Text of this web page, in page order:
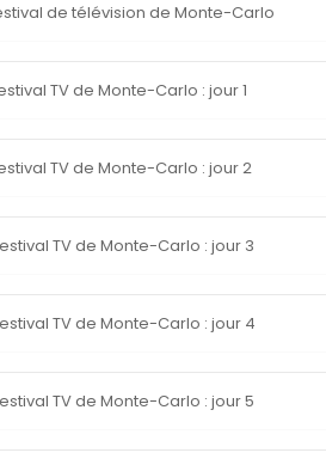
de télévision de Monte-Carlo
TV de Monte-Carlo : jour 1
TV de Monte-Carlo : jour 2
TV de Monte-Carlo : jour 3
TV de Monte-Carlo : jour 4
TV de Monte-Carlo : jour 5